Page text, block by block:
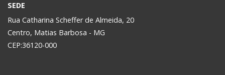
SEDE
Rua Catharina Scheffer de Almeida, 20
Centro, Matias Barbosa - MG
CEP:36120-000